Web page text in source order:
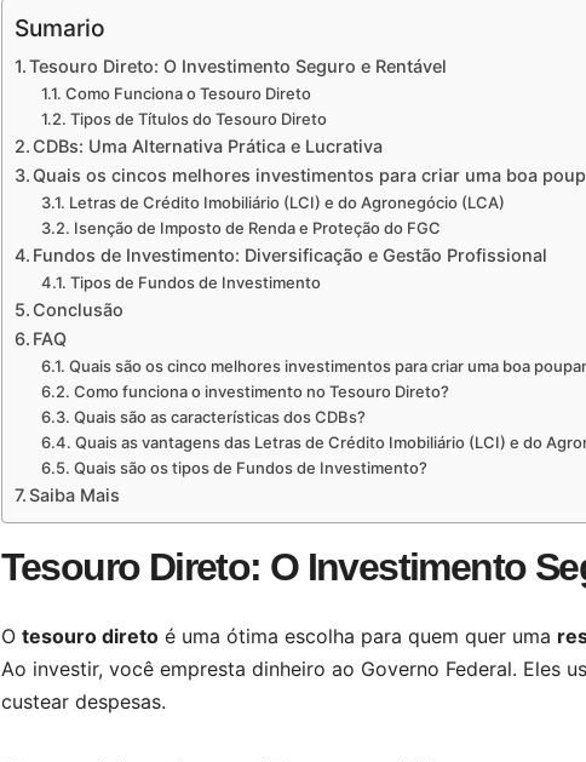
Sumario
Tesouro Direto: O Investimento Seguro e Rentável
Como Funciona o Tesouro Direto
Tipos de Títulos do Tesouro Direto
CDBs: Uma Alternativa Prática e Lucrativa
Quais os cincos melhores investimentos para criar uma boa
Letras de Crédito Imobiliário (LCI) e do Agronegócio (LCA)
Isenção de Imposto de Renda e Proteção do FGC
Fundos de Investimento: Diversificação e Gestão Profissional
Tipos de Fundos de Investimento
Conclusão
FAQ
Quais são os cinco melhores investimentos para criar uma boa
Como funciona o investimento no Tesouro Direto?
Quais são as características dos CDBs?
Quais as vantagens das Letras de Crédito Imobiliário (LCI) e do
Quais são os tipos de Fundos de Investimento?
Saiba Mais
Tesouro Direto: O Investimento
O tesouro diretoé uma ótima escolha para quem quer uma
Ao investir, você empresta dinheiro ao Governo Federal. Eles
custear despesas.